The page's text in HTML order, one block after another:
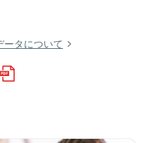
タについて